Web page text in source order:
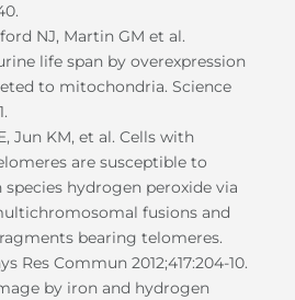
NJ, Martin GM et al.
life span by overexpression
to mitochondria. Science
Jun KM, et al. Cells with
are susceptible to
species hydrogen peroxide via
fusions and
bearing telomeres.
Res Commun 2012;417:204-10.
by iron and hydrogen